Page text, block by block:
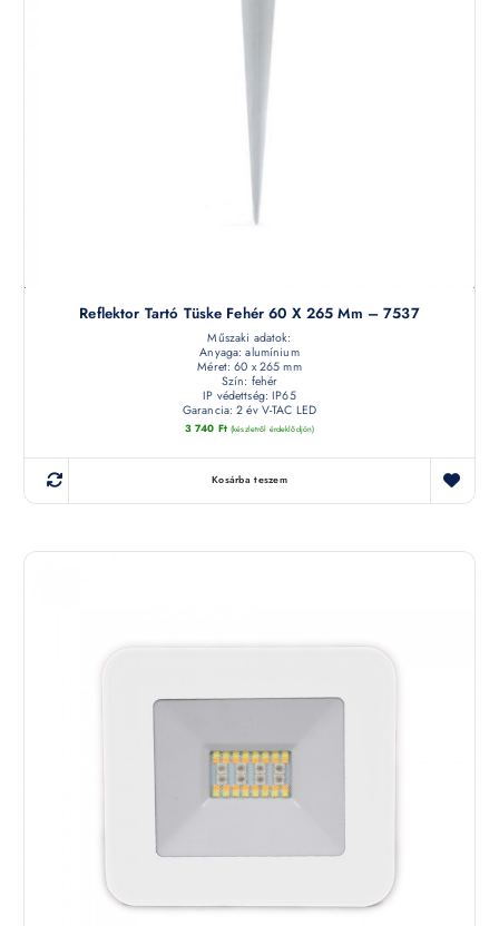
Reflektor Tartó Tüske Fehér 60 X 265 Mm – 7537
Műszaki adatok:
Anyaga: alumínium
Méret: 60 x 265 mm
Szín: fehér
IP védettség: IP65
Garancia: 2 év V-TAC LED
3 740 Ft (készletről érdeklődjön)
Kosárba teszem